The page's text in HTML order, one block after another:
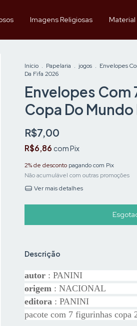
Imagens Religiosas Material
Início . Papelaria . jogos . Envelopes
Da Fifa 2026
Envelopes Com
Copa Do Mundo
R$7,00
R$6,86 comPix
2% de desconto pagando com Pix
Não acumulável com outras promoções
Ver mais detalhes
Descrição
autor : PANINI
origem : NACIONAL
editora : PANINI
pacote com 7 figurinhas copa